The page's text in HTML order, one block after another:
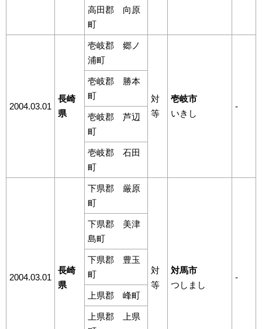
高田郡 向原
町
2004.03.01
長崎
県
壱岐郡 郷ノ
浦町
対
等
壱岐市
いきし
-
壱岐郡 勝本
町
壱岐郡 芦辺
町
壱岐郡 石田
町
2004.03.01
長崎
県
下県郡 厳原
町
対
等
対馬市
つしまし
-
下県郡 美津
島町
下県郡 豊玉
町
上県郡 峰町
上県郡 上県